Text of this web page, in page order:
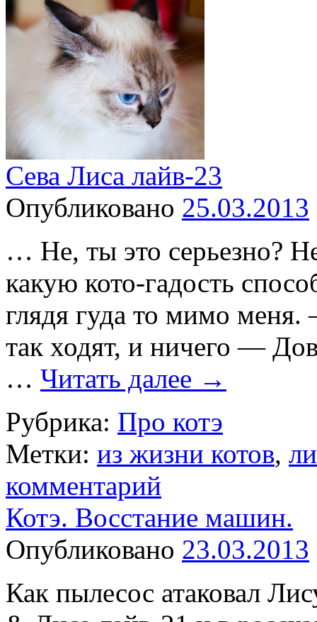
Сева Лиса лайв-23
Опубликовано 25.03.2013
… Не, ты это серьезно?
какую кото-гадость
глядя гуда то мимо
так ходят, и ничего —
… Читать далее →
Рубрика: Про котэ
Метки: из жизни котов,
комментарий
Котэ. Восстание машин.
Опубликовано 23.03.2013
Как пылесос атаковал